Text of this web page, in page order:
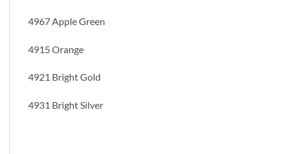
4967 Apple Green
4915 Orange
4921 Bright Gold
4931 Bright Silver